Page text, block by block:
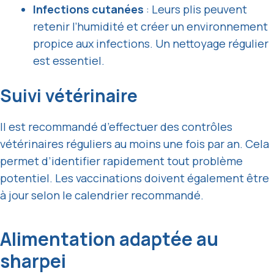
Infections cutanées : Leurs plis peuvent
retenir l’humidité et créer un environnement
propice aux infections. Un nettoyage régulier
est essentiel.
Suivi vétérinaire
Il est recommandé d’effectuer des contrôles
vétérinaires réguliers au moins une fois par an. Cela
permet d’identifier rapidement tout problème
potentiel. Les vaccinations doivent également être
à jour selon le calendrier recommandé.
Alimentation adaptée au
sharpei